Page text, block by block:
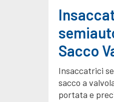
Sacco
Insaccatrici
sacco a
portata e